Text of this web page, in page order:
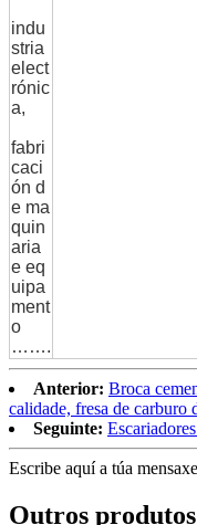
indu
stria
elect
rónic
a,
fabri
caci
ón d
e ma
quin
aria
e eq
uipa
ment
o
…….
Anterior: Broca
calidade, fresa de carburo
Seguinte:
Escribe aquí a túa
Outros